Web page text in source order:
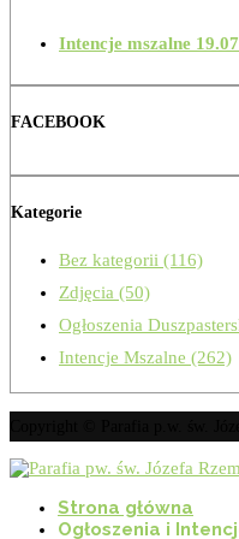
Intencje mszalne
FACEBOOK
Kategorie
Bez kategorii (116)
Zdjęcia (50)
Ogłoszenia
Intencje Mszalne (262)
Strona główna
Ogłoszenia i